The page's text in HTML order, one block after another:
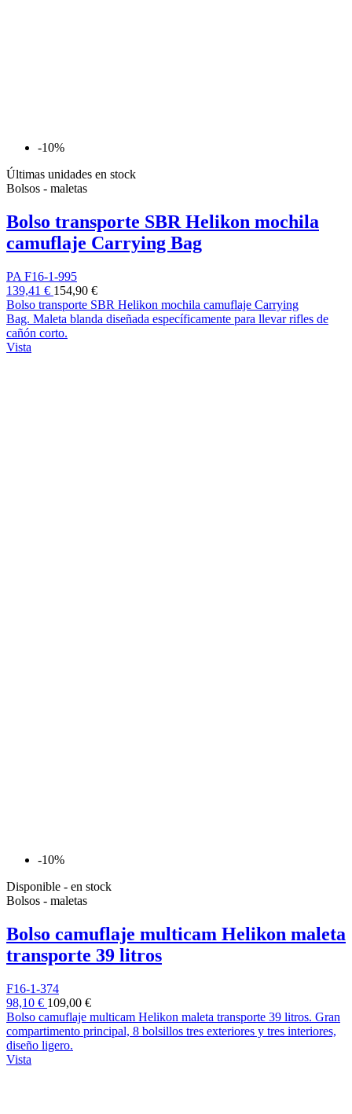
-10%
Últimas unidades en stock
Bolsos - maletas
Bolso transporte SBR Helikon mochila
camuflaje Carrying Bag
PA F16-1-995
139,41 € 154,90 €
Bolso transporte SBR Helikon mochila camuflaje Carrying
Bag. Maleta blanda diseñada específicamente para llevar rifles de
cañón corto.
Vista
-10%
Disponible - en stock
Bolsos - maletas
Bolso camuflaje multicam Helikon maleta
transporte 39 litros
F16-1-374
98,10 € 109,00 €
Bolso camuflaje multicam Helikon maleta transporte 39 litros. Gran
compartimento principal, 8 bolsillos tres exteriores y tres interiores,
diseño ligero.
Vista